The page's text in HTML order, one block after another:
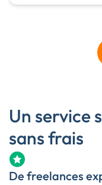
Un service
sans frais
De freelances